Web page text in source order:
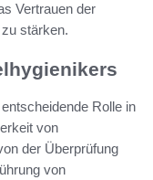
Vertrauen der
stärken.
Rolle in
von
der Überprüfung
von